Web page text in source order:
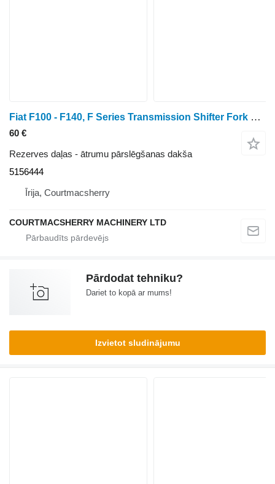
Fiat F100 - F140, F Series Transmission Shifter Fork With Lever 51564 5156444 ātrumu pārslēgšanas dakša paredzēts riteņtraktora
60 €
Rezerves daļas - ātrumu pārslēgšanas dakša
5156444
Īrija, Courtmacsherry
COURTMACSHERRY MACHINERY LTD
Pārdodat tehniku?
Dariet to kopā ar mums!
Izvietot sludinājumu